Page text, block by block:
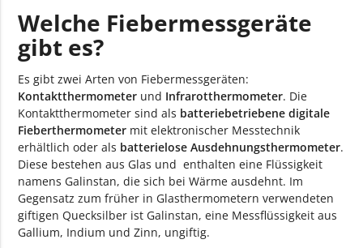
Welche Fiebermessgeräte
gibt es?
Es gibt zwei Arten von Fiebermessgeräten:
Kontaktthermometer und Infrarotthermometer. Die
Kontaktthermometer sind als batteriebetriebene digitale
Fieberthermometer mit elektronischer Messtechnik
erhältlich oder als batterielose Ausdehnungsthermometer.
Diese bestehen aus Glas und enthalten eine Flüssigkeit
namens Galinstan, die sich bei Wärme ausdehnt. Im
Gegensatz zum früher in Glasthermometern verwendeten
giftigen Quecksilber ist Galinstan, eine Messflüssigkeit aus
Gallium, Indium und Zinn, ungiftig.